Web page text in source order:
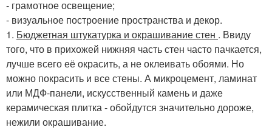
- грамотное освещение;
- визуальное построение пространства и декор.
1. Бюджетная штукатурка и окрашивание стен . Ввиду
того, что в прихожей нижняя часть стен часто пачкается,
лучше всего её окрасить, а не оклеивать обоями. Но
можно покрасить и все стены. А микроцемент, ламинат
или МДФ-панели, искусственный камень и даже
керамическая плитка - обойдутся значительно дороже,
нежили окрашивание.